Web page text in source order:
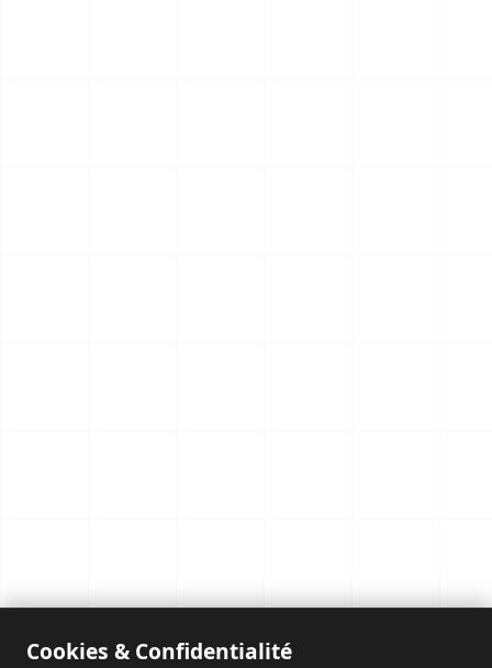
Cookies & Confidentialité